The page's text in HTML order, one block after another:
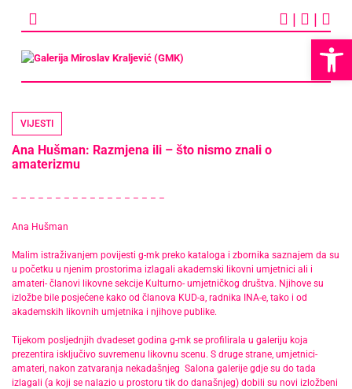
content
| |
VIJESTI
Ana Hušman: Razmjena ili – što nismo znali o
amaterizmu
– – – – – – – – – – – – – – – – – –
Ana Hušman
Malim istraživanjem povijesti g-mk preko kataloga i zbornika saznajem da su
u početku u njenim prostorima izlagali akademski likovni umjetnici ali i
amateri- članovi likovne sekcije Kulturno- umjetničkog društva. Njihove su
izložbe bile posjećene kako od članova KUD-a, radnika INA-e, tako i od
akademskih likovnih umjetnika i njihove publike.
Tijekom posljednjih dvadeset godina g-mk se profilirala u galeriju koja
prezentira isključivo suvremenu likovnu scenu. S druge strane, umjetnici-
amateri, nakon zatvaranja nekadašnjeg Salona galerije gdje su do tada
izlagali (a koji se nalazio u prostoru tik do današnjeg) dobili su novi izložbeni